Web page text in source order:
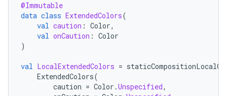
@Immutable
data class ExtendedColors(
val caution : Color,
val onCaution : Color
)
val LocalExtendedColors = staticCompositionLocalOf
ExtendedColors(
caution = Color .Unspecified,